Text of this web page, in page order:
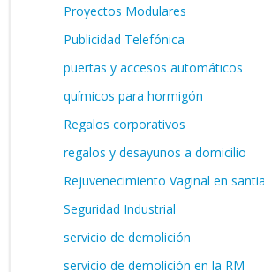
Proyectos Modulares
Publicidad Telefónica
puertas y accesos automáticos
químicos para hormigón
Regalos corporativos
regalos y desayunos a domicilio
Rejuvenecimiento Vaginal en
Seguridad Industrial
servicio de demolición
servicio de demolición en la RM